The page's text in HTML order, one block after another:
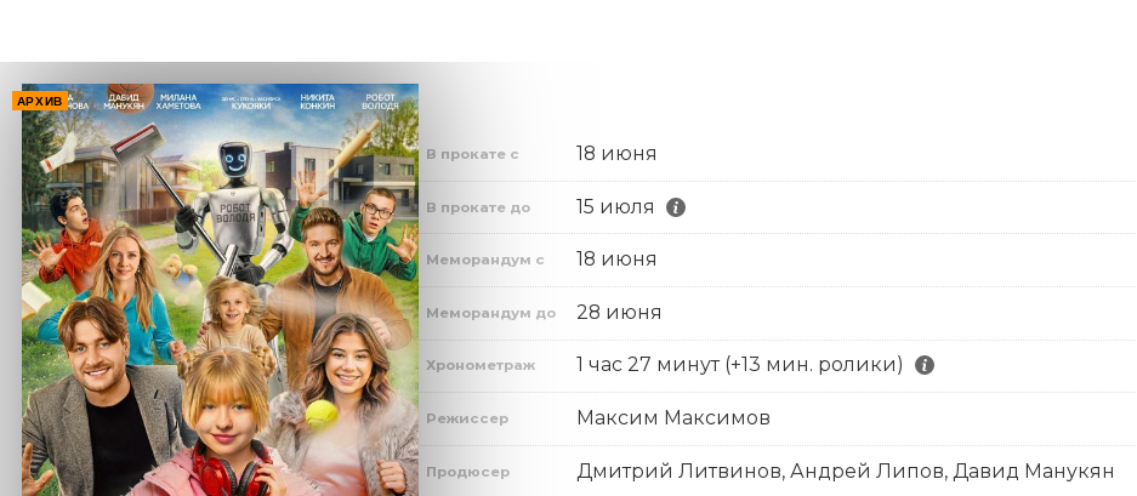
АРХИВ
В прокате с 18 июня
В прокате до 15 июля
Меморандум с 18 июня
Меморандум до 28 июня
Хронометраж 1 час 27 минут (+13 мин. ролики)
Режиссер Максим Максимов
Продюсер Дмитрий Литвинов, Андрей Липов, Давид Манукян